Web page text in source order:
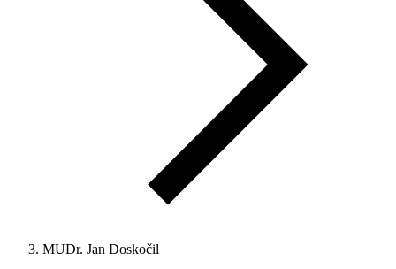
MUDr. Jan Doskočil